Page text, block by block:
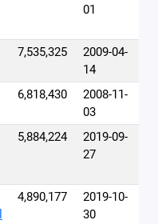
01
7,535,325
2009-04-
14
6,818,430
2008-11-
03
5,884,224
2019-09-
27
4,890,177
2019-10-
30